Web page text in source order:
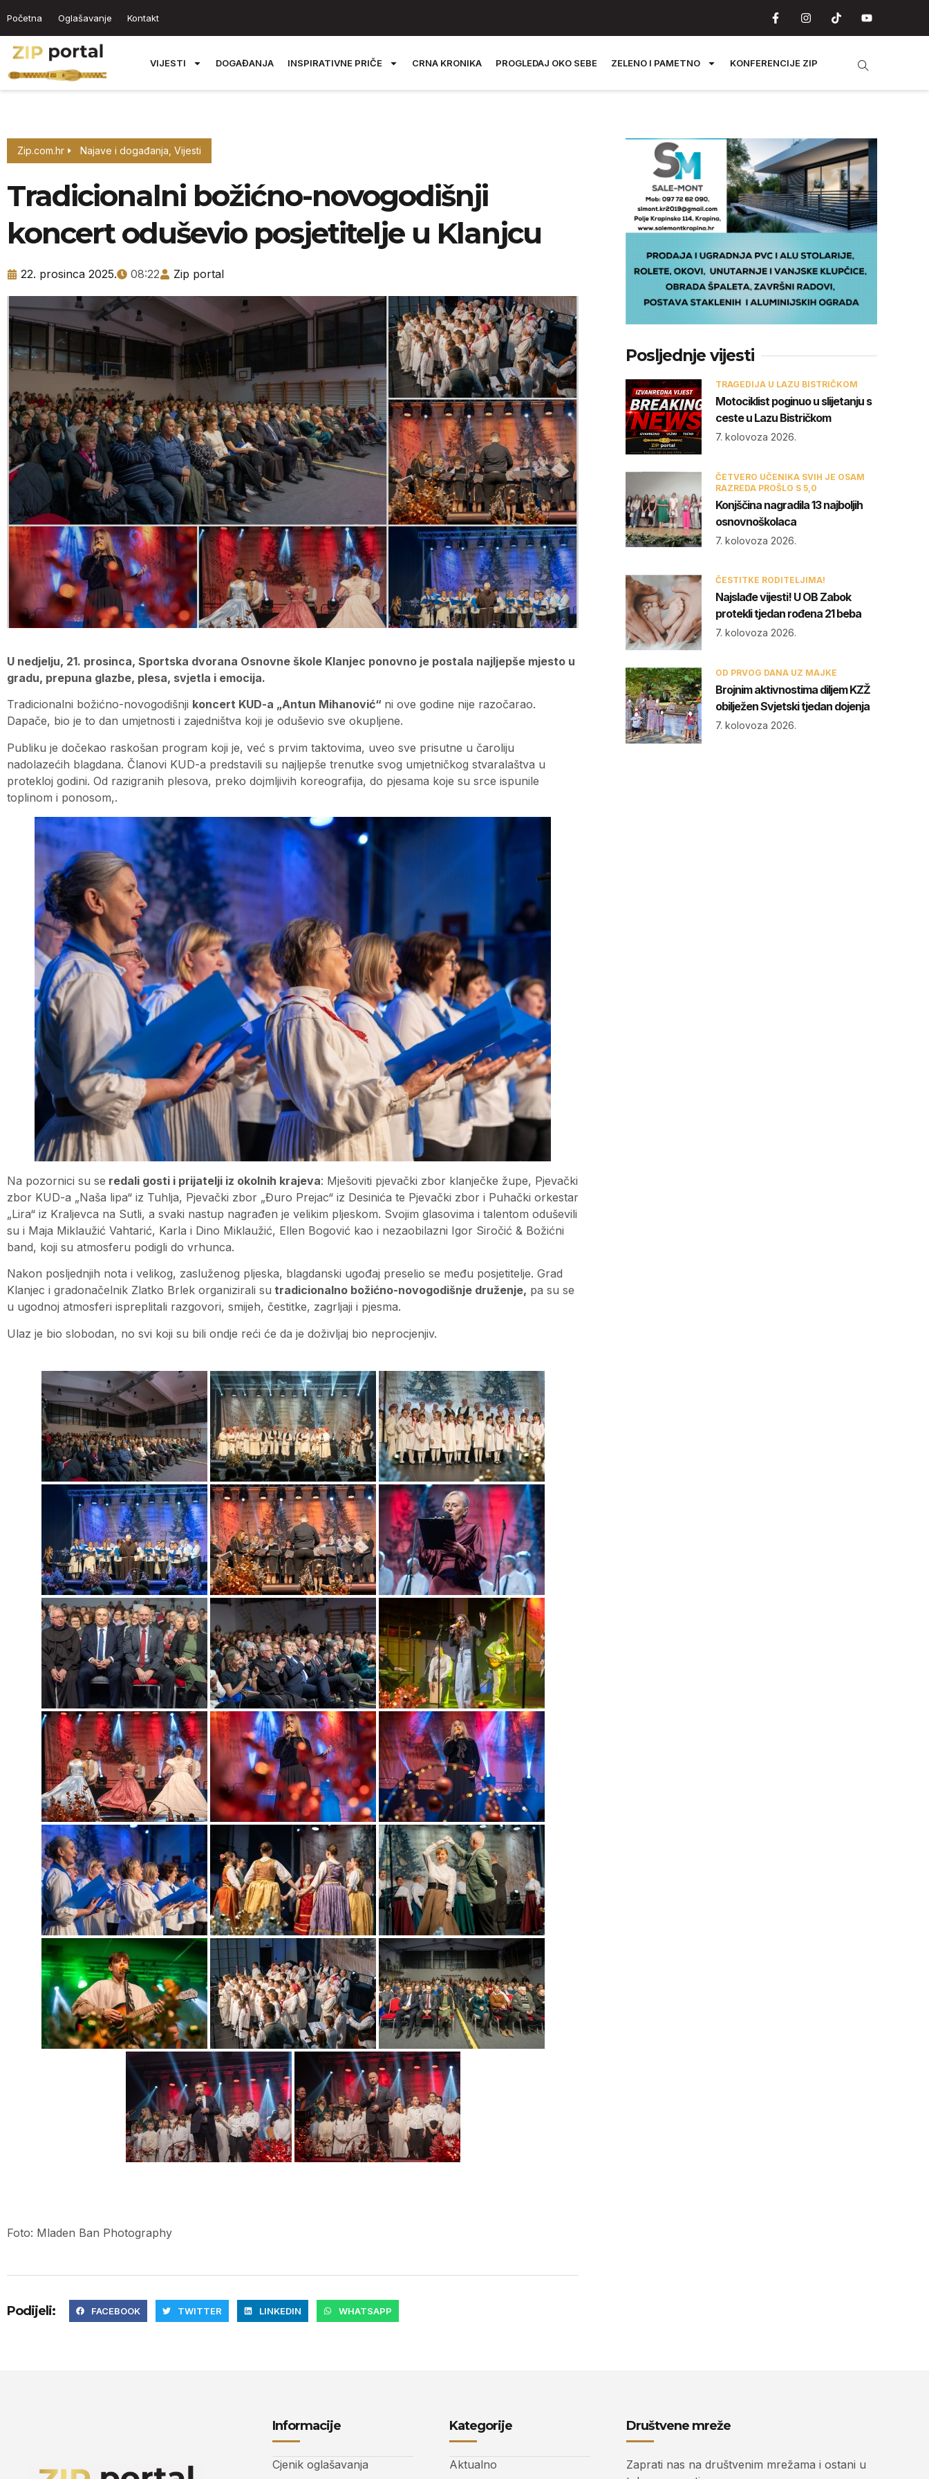
Početna Oglašavanje Kontakt
VIJESTI DOGAĐANJA INSPIRATIVNE PRIČE CRNA KRONIKA PROGLEDAJ OKO SEBE ZELENO I PAMETNO KONFERENCIJE ZIP
Zip.com.hr Najave i događanja Vijesti
Tradicionalni božićno-novogodišnji
koncert oduševio posjetitelje u Klanjcu
22. prosinca 2025. 08:22 Zip portal
U nedjelju, 21. prosinca, Sportska dvorana Osnovne škole Klanjec ponovno je postala najljepše mjesto u
gradu, prepuna glazbe, plesa, svjetla i emocija.
Tradicionalni božićno-novogodišnji koncert KUD-a „Antun Mihanović“ ni ove godine nije razočarao.
Dapače, bio je to dan umjetnosti i zajedništva koji je oduševio sve okupljene.
Publiku je dočekao raskošan program koji je, već s prvim taktovima, uveo sve prisutne u čaroliju
nadolazećih blagdana. Članovi KUD-a predstavili su najljepše trenutke svog umjetničkog stvaralaštva u
protekloj godini. Od razigranih plesova, preko dojmljivih koreografija, do pjesama koje su srce ispunile
toplinom i ponosom,.
Na pozornici su se redali gosti i prijatelji iz okolnih krajeva: Mješoviti pjevački zbor klanječke župe, Pjevački
zbor KUD-a „Naša lipa“ iz Tuhlja, Pjevački zbor „Đuro Prejac“ iz Desinića te Pjevački zbor i Puhački orkestar
„Lira“ iz Kraljevca na Sutli, a svaki nastup nagrađen je velikim pljeskom. Svojim glasovima i talentom oduševili
su i Maja Miklaužić Vahtarić, Karla i Dino Miklaužić, Ellen Bogović kao i nezaobilazni Igor Siročić & Božićni
band, koji su atmosferu podigli do vrhunca.
Nakon posljednjih nota i velikog, zasluženog pljeska, blagdanski ugođaj preselio se među posjetitelje. Grad
Klanjec i gradonačelnik Zlatko Brlek organizirali su tradicionalno božićno-novogodišnje druženje, pa su se
u ugodnoj atmosferi ispreplitali razgovori, smijeh, čestitke, zagrljaji i pjesma.
Ulaz je bio slobodan, no svi koji su bili ondje reći će da je doživljaj bio neprocjenjiv.
Foto: Mladen Ban Photography
Podijeli: FACEBOOK TWITTER LINKEDIN WHATSAPP
Posljednje vijesti
TRAGEDIJA U LAZU BISTRIČKOM
Motociklist poginuo u slijetanju s
ceste u Lazu Bistričkom
7. kolovoza 2026.
ČETVERO UČENIKA SVIH JE OSAM
RAZREDA PROŠLO S 5,0
Konjščina nagradila 13 najboljih
osnovnoškolaca
7. kolovoza 2026.
ČESTITKE RODITELJIMA!
Najslađe vijesti! U OB Zabok
protekli tjedan rođena 21 beba
7. kolovoza 2026.
OD PRVOG DANA UZ MAJKE
Brojnim aktivnostima diljem KZŽ
obilježen Svjetski tjedan dojenja
7. kolovoza 2026.
Informacije
Cjenik oglašavanja
Kategorije
Aktualno
Društvene mreže
Zaprati nas na društvenim mrežama i ostani u